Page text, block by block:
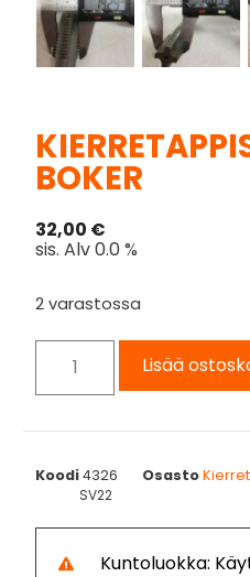
BOKER
32,00 €
sis. Alv 0.0 %
2 varastossa
Lisää
Koodi4326 Osasto
SV22
Kuntoluokka: